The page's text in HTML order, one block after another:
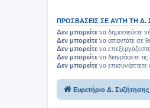
ΠΡΟΣΒΆΣΕΙΣ ΣΕ ΑΥΤΉ ΤΗ Δ.
Δεν μπορείτε να δημοσιεύετε
Δεν μπορείτε να απαντάτε σε
Δεν μπορείτε να
Δεν μπορείτε να διαγράφετε
Δεν μπορείτε να επισυνάπτετε
Ευρετήριο Δ. Συζήτησης